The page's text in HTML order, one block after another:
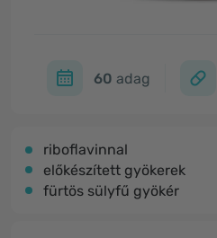
60 adag
riboflavinnal
előkészített gyökerek
fürtös sülyfű gyökér